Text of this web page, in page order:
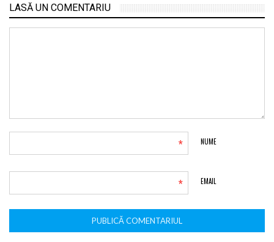
LASĂ UN COMENTARIU
NUME
*
EMAIL
*